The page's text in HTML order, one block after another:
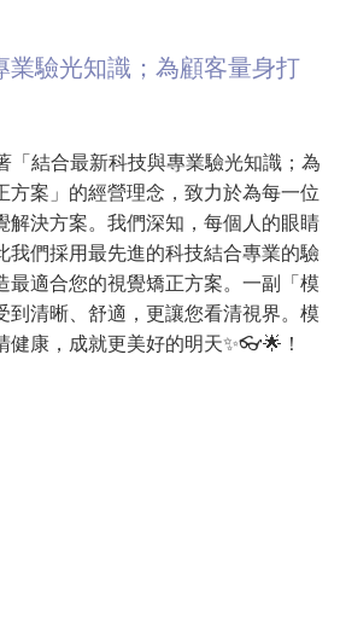
業驗光知識；為顧客量身打
「結合最新科技與專業驗光知識；為
方案」的經營理念，致力於為每一位
解決方案。我們深知，每個人的眼睛
我們採用最先進的科技結合專業的驗
最適合您的視覺矯正方案。一副「模
到清晰、舒適，更讓您看清視界。模
康，成就更美好的明天✨👓🌟！